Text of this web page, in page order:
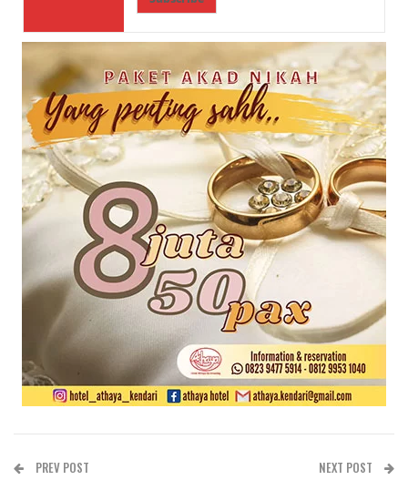
PREV POST NEXT POST